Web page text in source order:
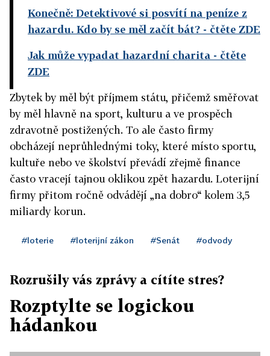
Konečně: Detektivové si posvítí na peníze z
hazardu. Kdo by se měl začít bát? - čtěte ZDE
Jak může vypadat hazardní charita - čtěte
ZDE
Zbytek by měl být příjmem státu, přičemž směřovat
by měl hlavně na sport, kulturu a ve prospěch
zdravotně postižených. To ale často firmy
obcházejí neprůhlednými toky, které místo sportu,
kultuře nebo ve školství převádí zřejmě finance
často vracejí tajnou oklikou zpět hazardu. Loterijní
firmy přitom ročně odvádějí „na dobro“ kolem 3,5
miliardy korun.
#loterie #loterijní zákon #Senát #odvody
Rozrušily vás zprávy a cítíte stres?
Rozptylte se logickou
hádankou